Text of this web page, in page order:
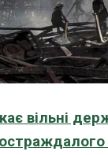
вільні